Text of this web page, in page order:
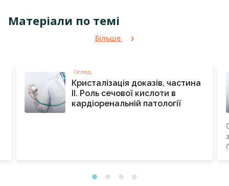
Матеріали по темі
Більше
Огляд
Кристалізація доказів, частина
ІІ. Роль сечової кислоти в
кардіоренальній патології